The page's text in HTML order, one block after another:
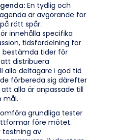
En tydlig och
är avgörande för
rätt spår.
innehålla specifika
tidsfördelning för
bestämda tider för
distribuera
alla deltagare i god tid
förbereda sig därefter
alla är anpassade till
mål.
grundliga tester
före mötet.
testning av